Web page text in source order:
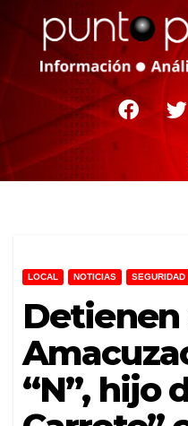
LOCAL NOTICIAS SEGURIDAD
Detienen
“N”, hijo